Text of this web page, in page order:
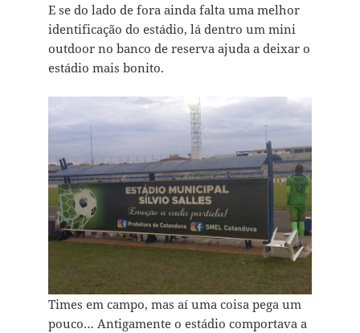
E se do lado de fora ainda falta uma melhor
identificação do estádio, lá dentro um mini
outdoor no banco de reserva ajuda a deixar o
estádio mais bonito.
Times em campo, mas aí uma coisa pega um
pouco… Antigamente o estádio comportava a